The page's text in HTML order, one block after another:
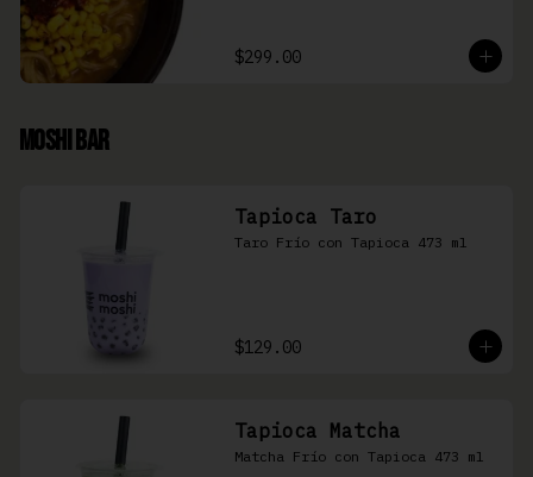
$299.00
Moshi Bar
Tapioca Taro
Taro Frío con Tapioca 473 ml
$129.00
Tapioca Matcha
Matcha Frío con Tapioca 473 ml